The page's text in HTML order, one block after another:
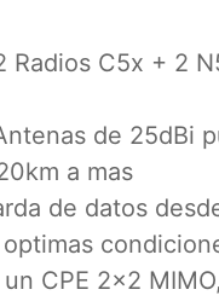
Radios C5x + 2
de 25dBi
a mas
de datos
CPE 2x2